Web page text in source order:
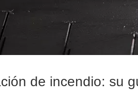
de incendio: su